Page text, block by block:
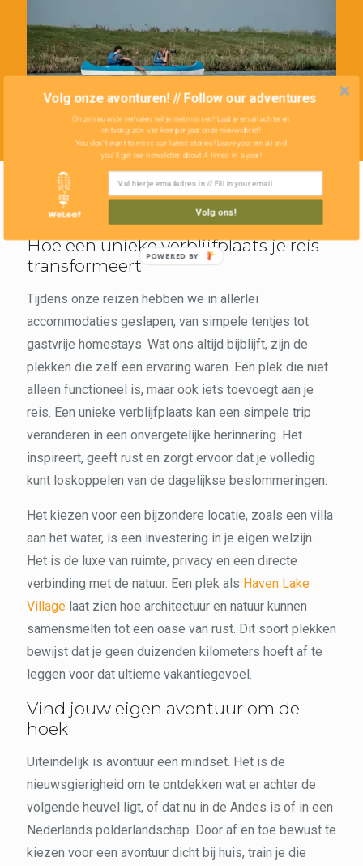
Hoe een unieke verblijfplaats je reis
transformeert
Tijdens onze reizen hebben we in allerlei
accommodaties geslapen, van simpele tentjes tot
gastvrije homestays. Wat ons altijd bijblijft, zijn de
plekken die zelf een ervaring waren. Een plek die niet
alleen functioneel is, maar ook iets toevoegt aan je
reis. Een unieke verblijfplaats kan een simpele trip
veranderen in een onvergetelijke herinnering. Het
inspireert, geeft rust en zorgt ervoor dat je volledig
kunt loskoppelen van de dagelijkse beslommeringen.
Het kiezen voor een bijzondere locatie, zoals een villa
aan het water, is een investering in je eigen welzijn.
Het is de luxe van ruimte, privacy en een directe
verbinding met de natuur. Een plek als Haven Lake
Village laat zien hoe architectuur en natuur kunnen
samensmelten tot een oase van rust. Dit soort plekken
bewijst dat je geen duizenden kilometers hoeft af te
leggen voor dat ultieme vakantiegevoel.
Vind jouw eigen avontuur om de
hoek
Uiteindelijk is avontuur een mindset. Het is de
nieuwsgierigheid om te ontdekken wat er achter de
volgende heuvel ligt, of dat nu in de Andes is of in een
Nederlands polderlandschap. Door af en toe bewust te
kiezen voor een avontuur dicht bij huis, train je die
Volg onze avonturen! // Follow our adventures
Onze nieuwste verhalen wil je niet missen! Laat je email achter en
ontvang zo'n vier keer per jaar onze nieuwsbrief!
Volg ons!
You don't want to miss our latest stories! Leave your email and
you'll get our newsletter about 4 times in a year!